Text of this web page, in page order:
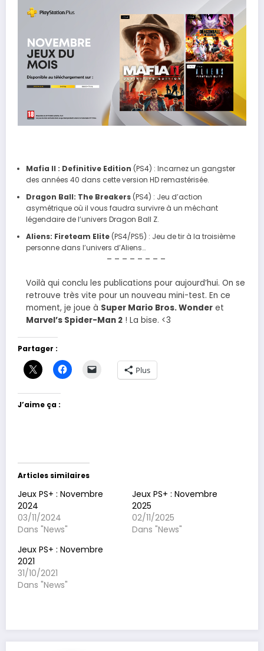
Mafia II : Definitive Edition (PS4) : Incarnez un gangster
des années 40 dans cette version HD remastérisée.
Dragon Ball: The Breakers(PS4) : Jeu d’action
asymétrique où il vous faudra survivre à un méchant
légendaire de l’univers Dragon Ball Z.
Aliens: Fireteam Elite(PS4/PS5) : Jeu de tir à la troisième
personne dans l’univers d’Aliens…
– – – – – – – –
Voilà qui conclu les publications pour aujourd’hui. On se
retrouve très vite pour un nouveau mini-test. En ce
moment, je joue à Super Mario Bros. Wonderet
Marvel’s Spider-Man 2! La bise. <3
Partager :
Plus
J’aime ça :
Articles similaires
Jeux PS+ : Novembre
2024
03/11/2024
Dans "News"
Jeux PS+ : Novembre
2025
02/11/2025
Dans "News"
Jeux PS+ : Novembre
2021
31/10/2021
Dans "News"